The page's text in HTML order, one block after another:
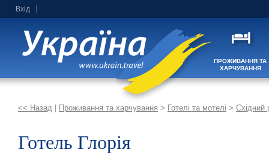
Вхід
ПРОЖИВАННЯ ТА
ХАРЧУВАННЯ
<< Назад Проживання та харчування > Готелі та мотелі > Східний
Готель Глорія